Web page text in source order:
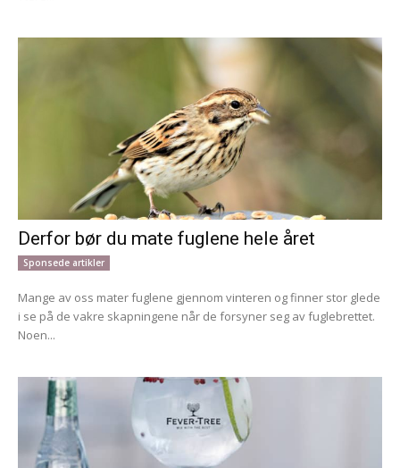
Derfor bør du mate fuglene hele året
Sponsede artikler
Mange av oss mater fuglene gjennom vinteren og finner stor glede
i se på de vakre skapningene når de forsyner seg av fuglebrettet.
Noen...